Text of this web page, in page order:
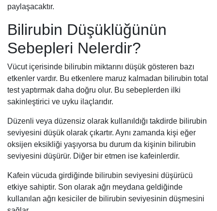
paylaşacaktır.
Bilirubin Düşüklüğünün
Sebepleri Nelerdir?
Vücut içerisinde bilirubin miktarını düşük gösteren bazı
etkenler vardır. Bu etkenlere maruz kalmadan bilirubin total
test yaptırmak daha doğru olur. Bu sebeplerden ilki
sakinleştirici ve uyku ilaçlarıdır.
Düzenli veya düzensiz olarak kullanıldığı takdirde bilirubin
seviyesini düşük olarak çıkartır. Aynı zamanda kişi eğer
oksijen eksikliği yaşıyorsa bu durum da kişinin bilirubin
seviyesini düşürür. Diğer bir etmen ise kafeinlerdir.
Kafein vücuda girdiğinde bilirubin seviyesini düşürücü
etkiye sahiptir. Son olarak ağrı meydana geldiğinde
kullanılan ağrı kesiciler de bilirubin seviyesinin düşmesini